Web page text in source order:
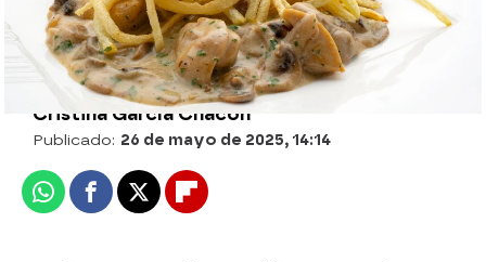
Cristina García Chacón
Publicado: 26 de mayo de 2025, 14:14
WhatsappFacebook
X Flipboard